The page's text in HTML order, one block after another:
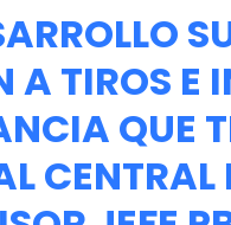
A TIROS E
QUE